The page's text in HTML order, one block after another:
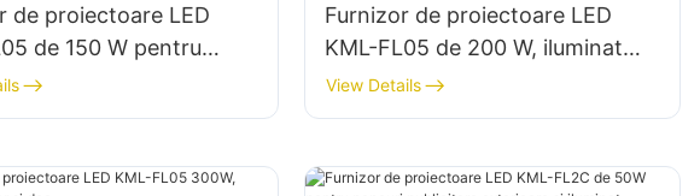
de proiectoare LED
de 150 W pentru
parcărilor și al zonelor
Furnizor de proiectoare LED
KML-FL05 de 200 W, iluminat
pentru situații de urgență și
dezastre
View Details